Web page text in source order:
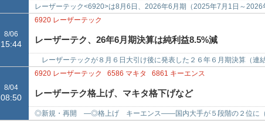
レーザーテック<6920>は8月6日、2026年6月期（2025年7月1日～
績は、売…
8/06
15:44
6920 レーザーテック
レーザーテク、26年6月期決算は純利益8.5%減
レーザーテックが８月６日大引け後に発表した２６年６月期決算（連
減）、純利益７７４億８５００万円（…
8/04
08:50
6920 レーザーテック 6586 マキタ 6861 キーエンス
レーザーテク格上げ、マキタ格下げなど
◎新規・再開 ―◎格上げ キーエンス――国内大手が５段階の２位に（